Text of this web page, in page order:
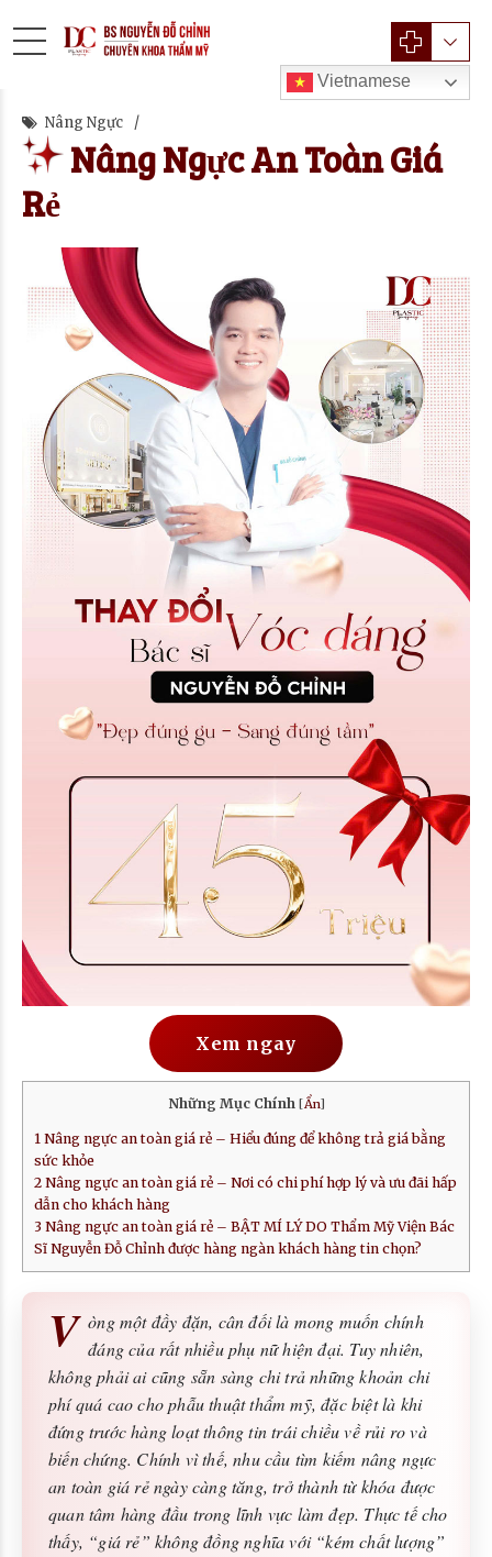
Vietnamese
Nâng Ngực
Nâng Ngực An Toàn Giá
Rẻ
Xem ngay
Những Mục Chính [Ẩn]
1 Nâng ngực an toàn giá rẻ – Hiểu đúng để không trả giá bằng
sức khỏe
2 Nâng ngực an toàn giá rẻ – Nơi có chi phí hợp lý và ưu đãi hấp
dẫn cho khách hàng
3 Nâng ngực an toàn giá rẻ – BẬT MÍ LÝ DO Thẩm Mỹ Viện Bác
Sĩ Nguyễn Đỗ Chỉnh được hàng ngàn khách hàng tin chọn?
V òng một đầy đặn, cân đối là mong muốn chính
đáng của rất nhiều phụ nữ hiện đại. Tuy nhiên,
không phải ai cũng sẵn sàng chi trả những khoản chi
phí quá cao cho phẫu thuật thẩm mỹ, đặc biệt là khi
đứng trước hàng loạt thông tin trái chiều về rủi ro và
biến chứng. Chính vì thế, nhu cầu tìm kiếm nâng ngực
an toàn giá rẻ ngày càng tăng, trở thành từ khóa được
quan tâm hàng đầu trong lĩnh vực làm đẹp. Thực tế cho
thấy, “giá rẻ” không đồng nghĩa với “kém chất lượng”